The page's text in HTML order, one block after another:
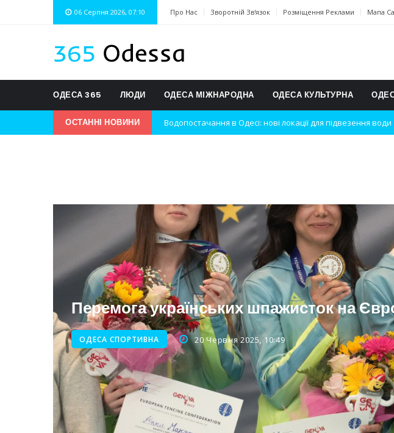
06 Серпня 2026, 07:10 Про Нас Зворотній Зв'язок Розміщення Реклами Мапа
ОДЕСА 365 ЛЮДИ ОДЕСА МІЖНАРОДНА ОДЕСА КУЛЬТУРНА
ОСТАННІ НОВИНИ
Нічна атака на Одесу: наслідки вибухів
Успіхи одеситів на європейському чемпіонаті з карате
Новини з Зимової школи інсульту в Швейцарії
Інтеграція ветеранів в українське суспільство
Нічна атака на Одесу: наслідки обстрілу
Енергетична підтримка для Одеси
Перемога українських шпажисток на
ОДЕСА СПОРТИВНА 20 Червня 2025, 10:49